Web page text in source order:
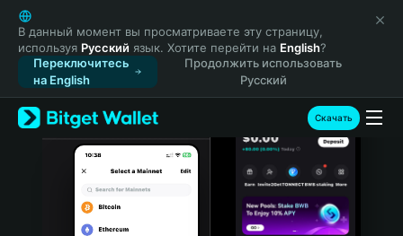
English
日本語
Tiếng Việt
Русский
Español (Latinoamérica)
Türkçe
Italiano
В данный момент вы просматриваете эту страницу,
используя Русский язык. Хотите перейти на English?
Переключитесь
на English
Продолжить использовать
Русский
Скачать